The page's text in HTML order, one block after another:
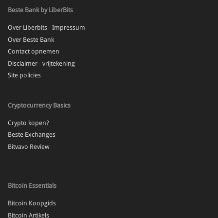
Beste Bank by LiberBits
Over Liberbits - Impressum
Over Beste Bank
Contact opnemen
Disclaimer - vrijtekening
Site policies
Cryptocurrency Basics
Crypto kopen?
Beste Exchanges
Bitvavo Review
Bitcoin Essentials
Bitcoin Koopgids
Bitcoin Artikels